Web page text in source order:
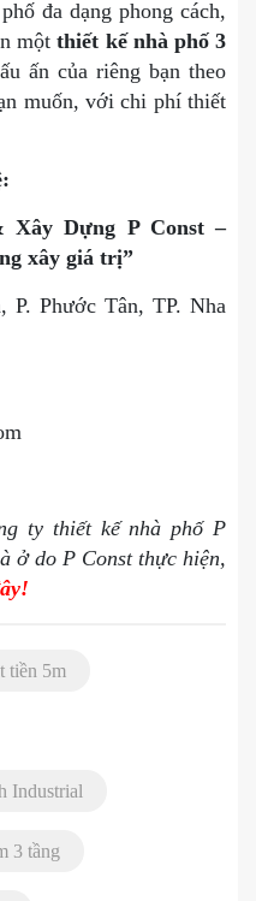
đa dạng phong cách,
mộtthiết kế nhà phố 3
ấn của riêng bạn theo
muốn, với chi phí thiết
Xây Dựng P Const –
xây giá trị”
Phước Tân, TP. Nha
ty thiết kế nhà phố P
ở do P Const thực hiện,
tiền 5m
Industrial
3 tầng